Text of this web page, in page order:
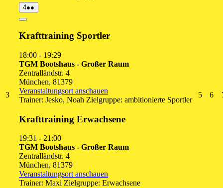
33.
August
44.
August
2026
●●
Veranstaltungen)
Close
Krafttraining Sportler
18:00 - 19:29
TGM Bootshaus - Großer Raum
Zentralländstr. 4
München, 81379
Veranstaltungsort anschauen
Trainer: Jesko, Noah Zielgruppe: ambitionierte Sportler
Krafttraining Erwachsene
19:31 - 21:00
TGM Bootshaus - Großer Raum
Zentralländstr. 4
München, 81379
Veranstaltungsort anschauen
Trainer: Maxi Zielgruppe: Erwachsene
55.
66.